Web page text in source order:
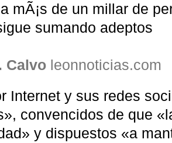
mÃ¡s de un millar de
sumando adeptos
Calvo leonnoticias.com
Internet y sus redes
convencidos de que
y dispuestos «a